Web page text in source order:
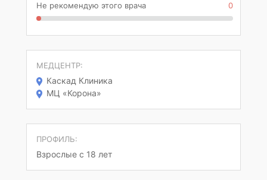
Не рекомендую этого врача 0
МЕДЦЕНТР:
Каскад Клиника
МЦ «Корона»
ПРОФИЛЬ:
Взрослые с 18 лет